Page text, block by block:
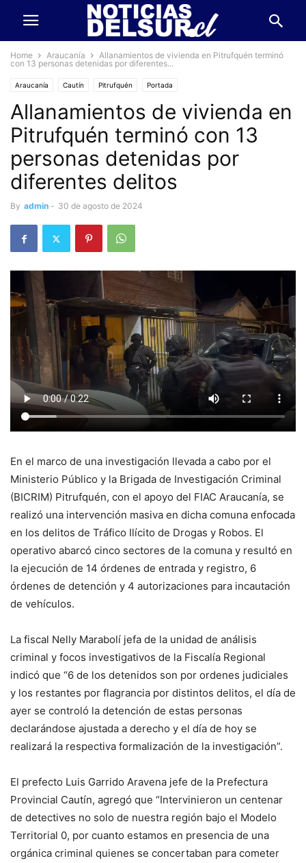
Home Araucanía
Allanamientos de vivienda en Pitrufquén terminó
con 13 personas detenidas por diferentes...
Araucanía Cautín Pitrufquén Portada
Allanamientos de vivienda en
Pitrufquén terminó con 13
personas detenidas por
diferentes delitos
By admin - 30 de agosto de 2024
En el marco de una investigación llevada a cabo por el
Ministerio Público y la Brigada de Investigación Criminal
(BICRIM) Pitrufquén, con el apoyo del FIAC Araucanía, se
realizó una intervención masiva en dicha comuna enfocada
en los delitos de Tráfico Ilícito de Drogas y Robos. El
operativo abarcó cinco sectores de la comuna y resultó en
la ejecución de 14 órdenes de entrada y registro, 6
órdenes de detención y 4 autorizaciones para incautación
de vehículos.
La fiscal Nelly Marabolí jefa de la unidad de análisis
criminal y focos investigativos de la Fiscalía Regional
indicó que “6 de los detenidos son por ordenes judiciales
y los restantes por flagrancia por distintos delitos, el día de
ayer se controló la detención de estas personas
declarándose ajustada a derecho y el día de hoy se
realizará la respectiva formalización de la investigación”.
El prefecto Luis Garrido Aravena jefe de la Prefectura
Provincial Cautín, agregó que “Intervinieron un centenar
de detectives no solo de nuestra región bajo el Modelo
Territorial 0, por cuanto estamos en presencia de una
orgánica criminal quienes se concertaban para cometer